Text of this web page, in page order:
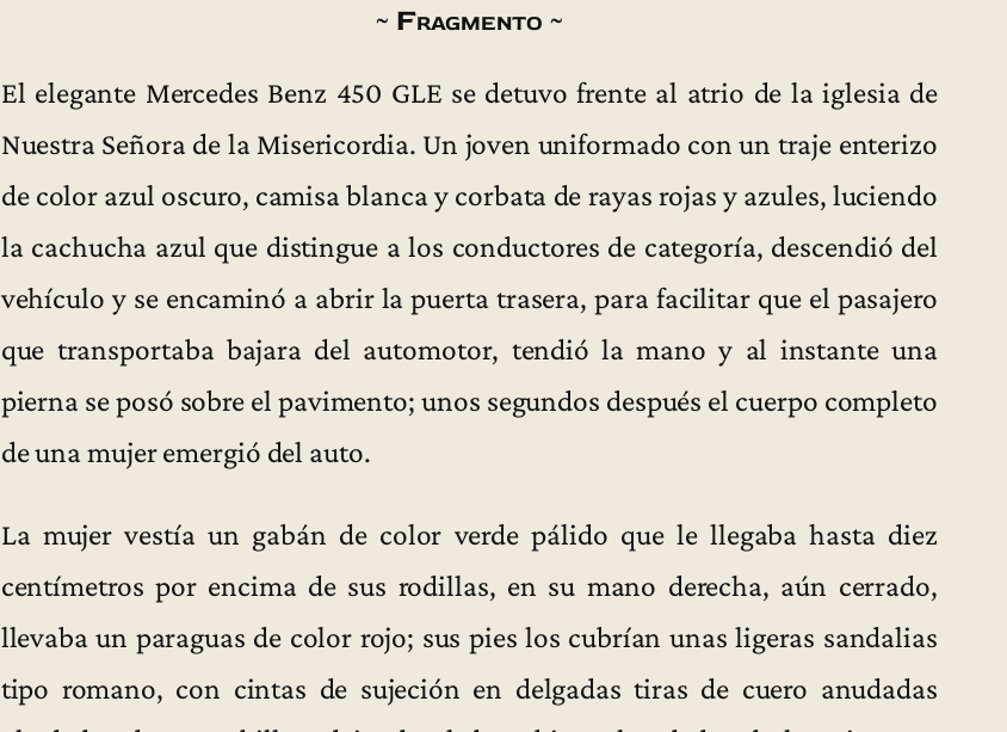
~ Fragmento ~
El elegante Mercedes Benz 450 GLE se detuvo frente al atrio de la iglesia de
Nuestra Señora de la Misericordia. Un joven uniformado con un traje enterizo
de color azul oscuro, camisa blanca y corbata de rayas rojas y azules, luciendo
la cachucha azul que distingue a los conductores de categoría, descendió del
vehículo y se encaminó a abrir la puerta trasera, para facilitar que el pasajero
que transportaba bajara del automotor, tendió la mano y al instante una
pierna se posó sobre el pavimento; unos segundos después el cuerpo completo
de una mujer emergió del auto.
La mujer vestía un gabán de color verde pálido que le llegaba hasta diez
centímetros por encima de sus rodillas, en su mano derecha, aún cerrado,
llevaba un paraguas de color rojo; sus pies los cubrían unas ligeras sandalias
tipo romano, con cintas de sujeción en delgadas tiras de cuero anudadas